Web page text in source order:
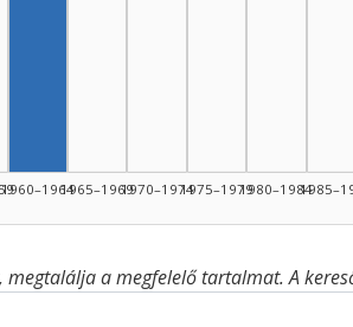
1960–19641965–19691970–19741975–19791980–1984
megtalálja a megfelelő tartalmat. A